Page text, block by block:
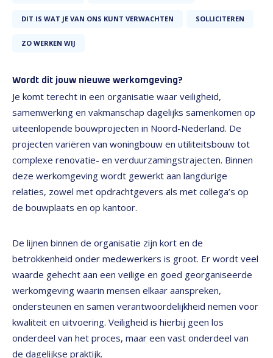
DIT IS WAT JE VAN ONS KUNT VERWACHTEN SOLLICITEREN
ZO WERKEN WIJ
Wordt dit jouw nieuwe werkomgeving?
Je komt terecht in een organisatie waar veiligheid,
samenwerking en vakmanschap dagelijks samenkomen op
uiteenlopende bouwprojecten in Noord-Nederland. De
projecten variëren van woningbouw en utiliteitsbouw tot
complexe renovatie- en verduurzamingstrajecten. Binnen
deze werkomgeving wordt gewerkt aan langdurige
relaties, zowel met opdrachtgevers als met collega’s op
de bouwplaats en op kantoor.
De lijnen binnen de organisatie zijn kort en de
betrokkenheid onder medewerkers is groot. Er wordt veel
waarde gehecht aan een veilige en goed georganiseerde
werkomgeving waarin mensen elkaar aanspreken,
ondersteunen en samen verantwoordelijkheid nemen voor
kwaliteit en uitvoering. Veiligheid is hierbij geen los
onderdeel van het proces, maar een vast onderdeel van
de dagelijkse praktijk.